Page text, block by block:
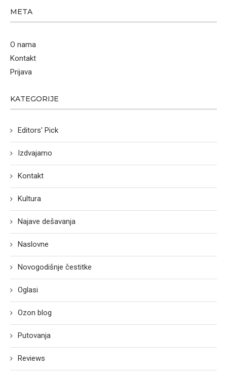
META
O nama
Kontakt
Prijava
KATEGORIJE
Editors' Pick
Izdvajamo
Kontakt
Kultura
Najave dešavanja
Naslovne
Novogodišnje čestitke
Oglasi
Ozon blog
Putovanja
Reviews